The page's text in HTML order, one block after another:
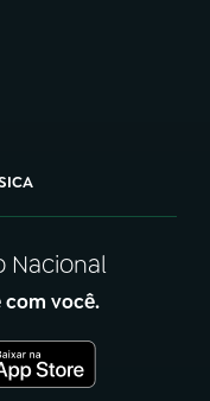
Nacional
com você.